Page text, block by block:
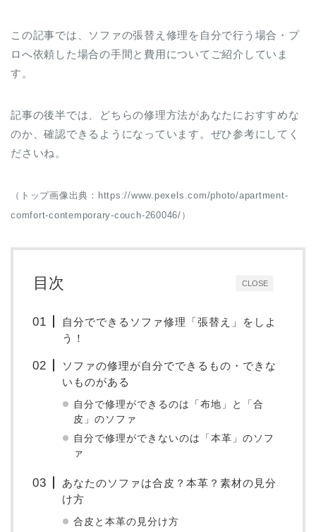
この記事では、ソファの張替え修理を自分で行う場合・プ
ロへ依頼した場合の手間と費用についてご紹介していま
す。
記事の後半では、どちらの修理方法があなたにおすすめな
のか、確認できるようになっています。ぜひ参考にしてく
ださいね。
（トップ画像出典：https://www.pexels.com/photo/apartment-
comfort-contemporary-couch-260046/）
CLOSE
目次
自分でできるソファ修理「張替え」をしよ
う！
ソファの修理が自分でできるもの・できな
いものがある
自分で修理ができるのは「布地」と「合
皮」のソファ
自分で修理ができないのは「本革」のソフ
ァ
あなたのソファは合皮？本革？素材の見分
け方
合皮と本革の見分け方